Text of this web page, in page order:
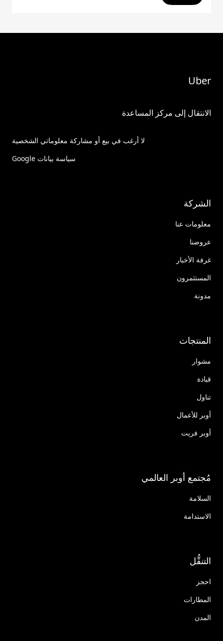
Uber
الانتقال إلى مركز المساعدة
لا أرغب في بيع أو مشاركة معلوماتي الشخصية
سياسة بيانات Google
الشركة
معلومات عنا
عروضنا
غرفة الأخبار
المستثمرون
مدونة
المنتجات
مشوار
قيادة
تناول
أوبر للأعمال
أوبر فريت
مُجتمع أوبر العالمي
السلامة
الاستدامة
التنقُّل
احجز
المطارات
المدن